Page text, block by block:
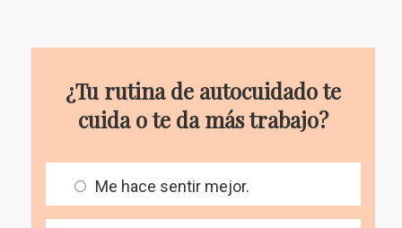
¿Tu rutina de autocuidado te
cuida o te da más trabajo?
Me hace sentir mejor.